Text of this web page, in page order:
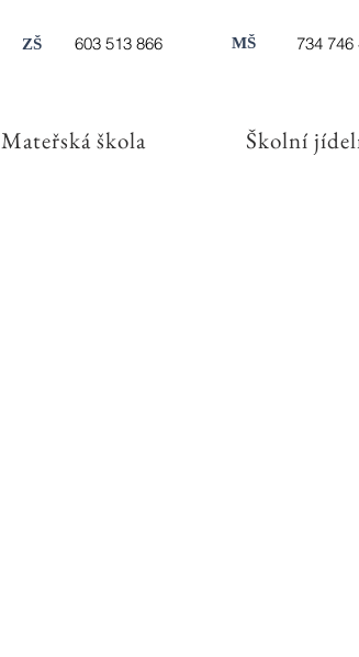
ZŠ 603 513 866 MŠ 734 746
Mateřská škola Školní